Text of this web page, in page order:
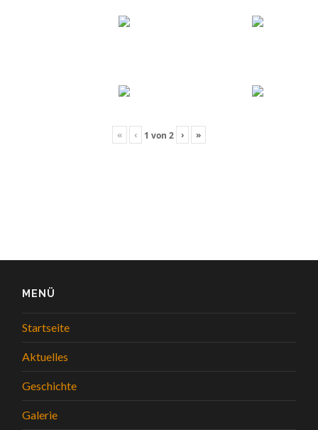
« ‹ 1 von 2 › »
MENÜ
Startseite
Aktuelles
Geschichte
Galerie